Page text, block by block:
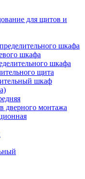
для щитов и
шкафа
шкафа
шкафа
щита
шкаф
дверного монтажа